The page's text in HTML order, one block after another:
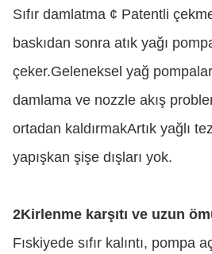
Sıfır damlatma ¢ Patentli
baskıdan sonra atık yağı
çeker.Geleneksel yağ
damlama ve nozzle akış
ortadan kaldırmakArtık yağlı
yapışkan şişe dışları yok.
2Kirlenme karşıtı ve uzun
Fıskiyede sıfır kalıntı, pompa